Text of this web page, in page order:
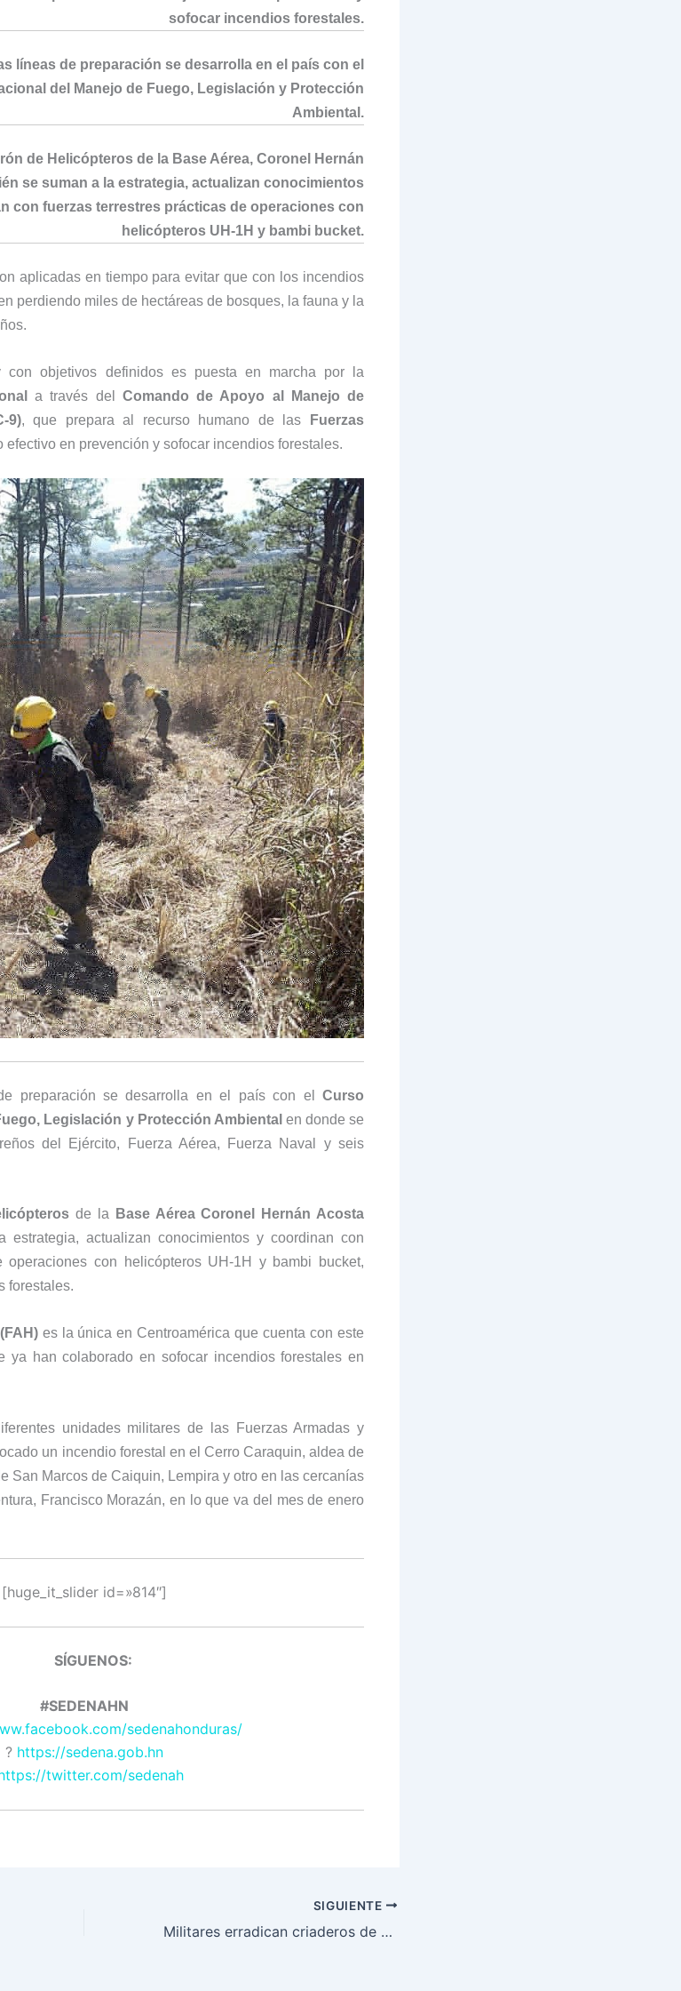
sofocar incendios forestales.
líneas de preparación se desarrolla en el país con el
del Manejo de Fuego, Legislación y Protección
Ambiental.
de Helicópteros de la Base Aérea, Coronel Hernán
se suman a la estrategia, actualizan conocimientos
con fuerzas terrestres prácticas de operaciones con
helicópteros UH-1H y bambi bucket.
aplicadas en tiempo para evitar que con los incendios
perdiendo miles de hectáreas de bosques, la fauna y la
con objetivos definidos es puesta en marcha por la
a través del Comando de Apoyo al Manejo de
9), que prepara al recurso humano de las
Fuerzas
efectivo en prevención y sofocar incendios forestales.
preparación se desarrolla en el país con el Curso
Legislación y Protección Ambiental en donde se
del Ejército, Fuerza Aérea, Fuerza Naval y seis
de la
Base Aérea Coronel Hernán Acosta
actualizan conocimientos y coordinan con
operaciones con helicópteros UH-1H y bambi bucket,
forestales.
es la única en Centroamérica que cuenta con este
ya han colaborado en sofocar incendios forestales en
unidades militares de las Fuerzas Armadas y
un incendio forestal en el Cerro Caraquin, aldea de
San Marcos de Caiquin, Lempira y otro en las cercanías
Francisco Morazán, en lo que va del mes de enero
[huge_it_slider id=»814″]
#SEDENAHN
sedenahonduras/
? https://sedena.gob.hn
twitter.com/sedenah
SIGUIENTE
Militares erradican criaderos de zancudos